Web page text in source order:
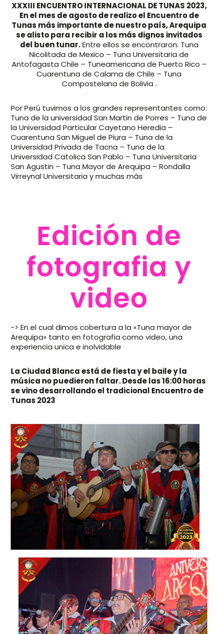
XXXIII ENCUENTRO INTERNACIONAL DE TUNAS 2023,
En el mes de agosto de realizo el Encuentro de
Tunas más importante de nuestro país, Arequipa
se alisto para recibir a los más dignos invitados
del buen tunar.Entre ellos se encontraron: Tuna
Nicolitada de Mexico – Tuna Universitaria de
Antofagasta Chile – Tuneamericana de Puerto Rico –
Cuarentuna de Calama de Chile – Tuna
Compostelana de Bolivia .
Por Perú tuvimos a los grandes representantes como:
Tuna de la universidad San Martin de Porres – Tuna de
la Universidad Particular Cayetano Heredia –
Cuarentuna San Miguel de Piura – Tuna de la
Universidad Privada de Tacna – Tuna de la
Universidad Catolica San Pablo – Tuna Universitaria
San Agustin – Tuna Mayor de Arequipa – Rondalla
Virreynal Universitaria y muchas más
Edición de
fotografia y
video
-> En el cual dimos cobertura a la «Tuna mayor de
Arequipa» tanto en fotografia como video, una
experiencia unica e inolvidable
La Ciudad Blanca está de fiesta y el baile y la
música no puedieron faltar. Desde las 16:00 horas
se vino desarrollando el tradicional Encuentro de
Tunas 2023